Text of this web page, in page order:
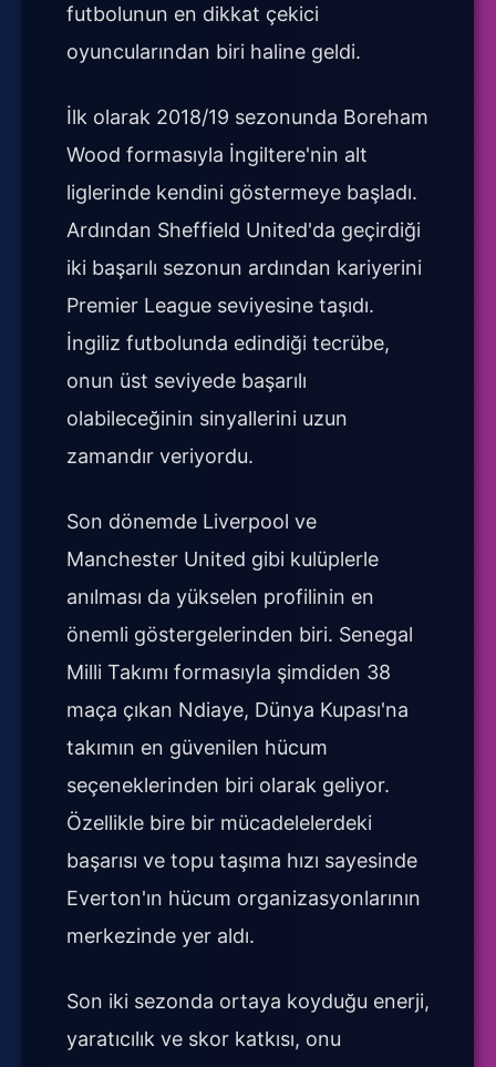
futbolunun en dikkat çekici
oyuncularından biri haline geldi.
İlk olarak 2018/19 sezonunda Boreham
Wood formasıyla İngiltere'nin alt
liglerinde kendini göstermeye başladı.
Ardından Sheffield United'da geçirdiği
iki başarılı sezonun ardından kariyerini
Premier League seviyesine taşıdı.
İngiliz futbolunda edindiği tecrübe,
onun üst seviyede başarılı
olabileceğinin sinyallerini uzun
zamandır veriyordu.
Son dönemde Liverpool ve
Manchester United gibi kulüplerle
anılması da yükselen profilinin en
önemli göstergelerinden biri. Senegal
Milli Takımı formasıyla şimdiden 38
maça çıkan Ndiaye, Dünya Kupası'na
takımın en güvenilen hücum
seçeneklerinden biri olarak geliyor.
Özellikle bire bir mücadelelerdeki
başarısı ve topu taşıma hızı sayesinde
Everton'ın hücum organizasyonlarının
merkezinde yer aldı.
Son iki sezonda ortaya koyduğu enerji,
yaratıcılık ve skor katkısı, onu